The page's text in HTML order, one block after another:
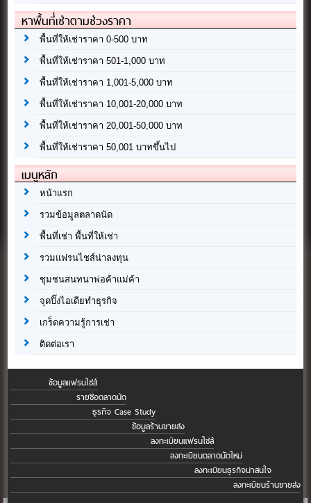
หาพื้นที่เช่าตามช่วงราคา
พื้นที่ให้เช่าราคา 0-500 บาท
พื้นที่ให้เช่าราคา 501-1,000 บาท
พื้นที่ให้เช่าราคา 1,001-5,000 บาท
พื้นที่ให้เช่าราคา 10,001-20,000 บาท
พื้นที่ให้เช่าราคา 20,001-50,000 บาท
พื้นที่ให้เช่าราคา 50,001 บาทขึ้นไป
เมนูหลัก
หน้าแรก
รวมข้อมูลตลาดนัด
พื้นที่เช่า พื้นที่ให้เช่า
รวมแฟรนไชส์น่าลงทุน
ชุมชนสนทนาพ่อค้าแม่ค้า
จุดปิ๊งไอเดียทำธุรกิจ
เกร็ดความรู้การเช่า
ติดต่อเรา
ข้อมูลแฟรนไชส์
รายชื่อตลาดนัด
ธุรกิจ Case Study
ข้อมูลร้านขายส่ง
ลงทะเบียนแฟรนไชส์
ลงทะเบียนตลาดนัดใหม่
ลงทะเบียนธุรกิจน่าสนใจ
ลงทะเบียนร้านขายส่ง